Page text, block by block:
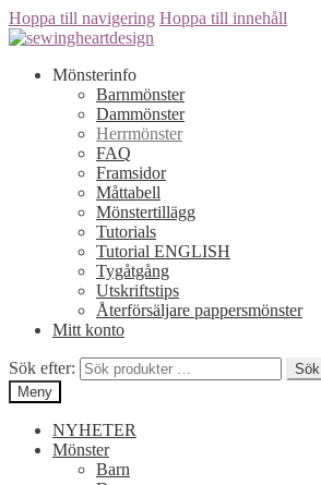
Hoppa till navigering Hoppa till innehåll
Mönsterinfo
Barnmönster
Dammönster
Herrmönster
FAQ
Framsidor
Måttabell
Mönstertillägg
Tutorials
Tutorial ENGLISH
Tygåtgång
Utskriftstips
Återförsäljare pappersmönster
Mitt konto
Sök efter:
Sök
Meny
NYHETER
Mönster
Barn